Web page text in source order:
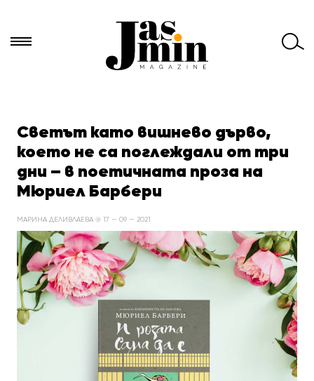
за:Светът като вишнево дърво,
което не са поглеждали от три
дни – в поетичната проза на
Мюриел Барбери
МАРИНА ДЕЛИВЛАЕВА @ 17 — 09 — 2021